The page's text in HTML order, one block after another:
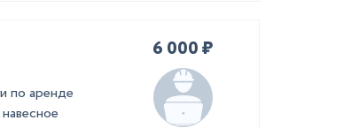
по аренде
6 000 ₽